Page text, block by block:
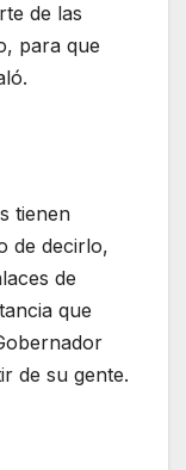
de las
para que
tienen
de decirlo,
de
que
de su gente.